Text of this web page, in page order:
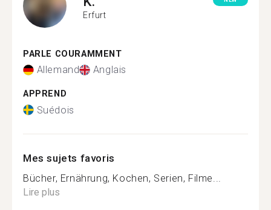
Erfurt
PARLE COURAMMENT
Allemand Anglais
APPREND
Suédois
Mes sujets favoris
Bücher, Ernährung, Kochen, Serien, Filme...
Lire plus